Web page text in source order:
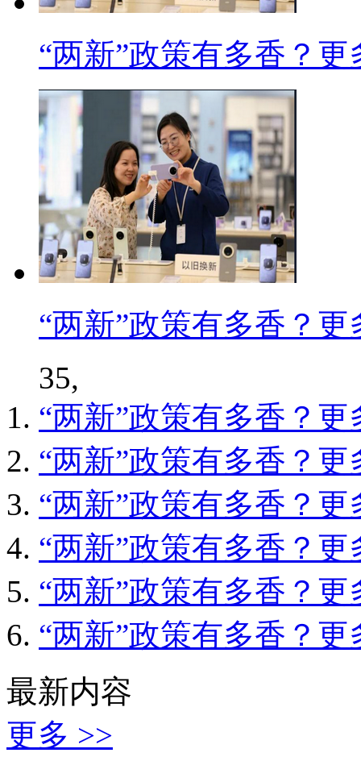
“两新”政策有多香？
“两新”政策有多香？
35,
“两新”政策有多香？
“两新”政策有多香？
“两新”政策有多香？
“两新”政策有多香？
“两新”政策有多香？
“两新”政策有多香？
最新内容
更多 >>